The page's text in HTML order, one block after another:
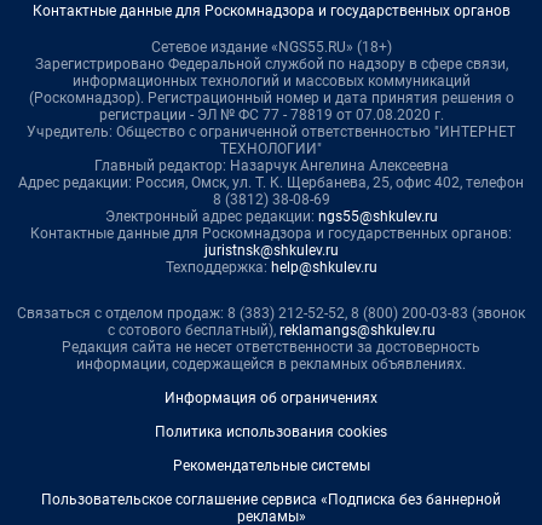
Контактные данные для Роскомнадзора и государственных органов
Сетевое издание «NGS55.RU» (18+)
Зарегистрировано Федеральной службой по надзору в сфере связи,
информационных технологий и массовых коммуникаций
(Роскомнадзор). Регистрационный номер и дата принятия решения о
регистрации - ЭЛ № ФС 77 - 78819 от 07.08.2020 г.
Учредитель: Общество с ограниченной ответственностью "ИНТЕРНЕТ
ТЕХНОЛОГИИ"
Главный редактор: Назарчук Ангелина Алексеевна
Адрес редакции: Россия, Омск, ул. Т. К. Щербанева, 25, офис 402, телефон
8 (3812) 38-08-69
Электронный адрес редакции: ngs55@shkulev.ru
Контактные данные для Роскомнадзора и государственных органов:
juristnsk@shkulev.ru
Техподдержка: help@shkulev.ru
Связаться с отделом продаж: 8 (383) 212-52-52, 8 (800) 200-03-83 (звонок
с сотового бесплатный), reklamangs@shkulev.ru
Редакция сайта не несет ответственности за достоверность
информации, содержащейся в рекламных объявлениях.
Информация об ограничениях
Политика использования cookies
Рекомендательные системы
Пользовательское соглашение сервиса «Подписка без баннерной
рекламы»